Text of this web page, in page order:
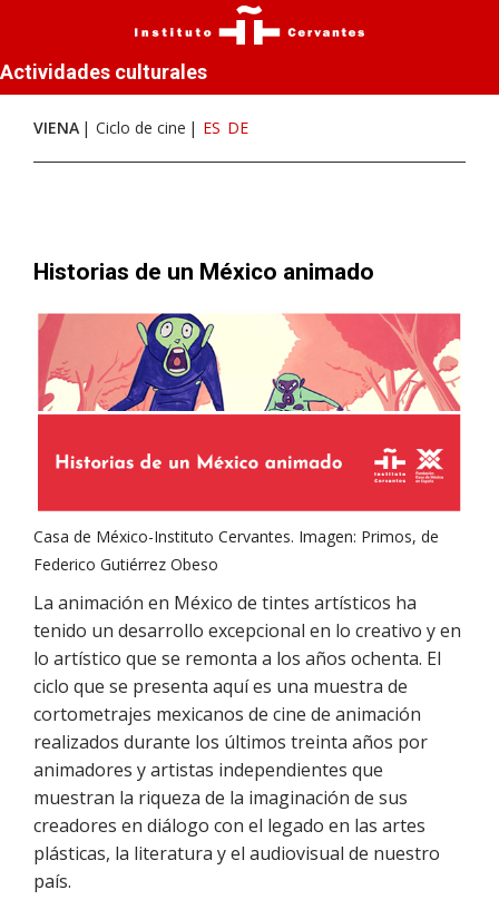
Actividades culturales
VIENA Ciclo de cine ES DE
Historias de un México animado
Casa de México-Instituto Cervantes. Imagen: Primos, de
Federico Gutiérrez Obeso
La animación en México de tintes artísticos ha
tenido un desarrollo excepcional en lo creativo y en
lo artístico que se remonta a los años ochenta. El
ciclo que se presenta aquí es una muestra de
cortometrajes mexicanos de cine de animación
realizados durante los últimos treinta años por
animadores y artistas independientes que
muestran la riqueza de la imaginación de sus
creadores en diálogo con el legado en las artes
plásticas, la literatura y el audiovisual de nuestro
país.